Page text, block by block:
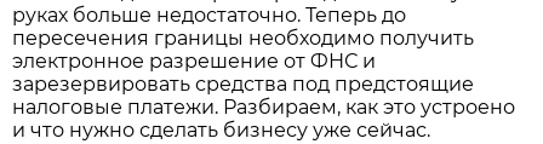
руках больше недостаточно. Теперь до
пересечения границы необходимо получить
электронное разрешение от ФНС и
зарезервировать средства под предстоящие
налоговые платежи. Разбираем, как это устроено
и что нужно сделать бизнесу уже сейчас.